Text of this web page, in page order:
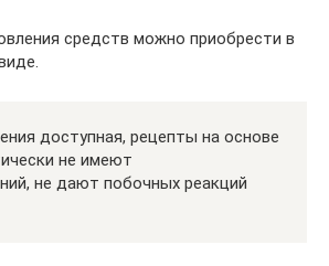
средств можно приобрести в
доступная, рецепты на основе
не имеют
не дают побочных реакций